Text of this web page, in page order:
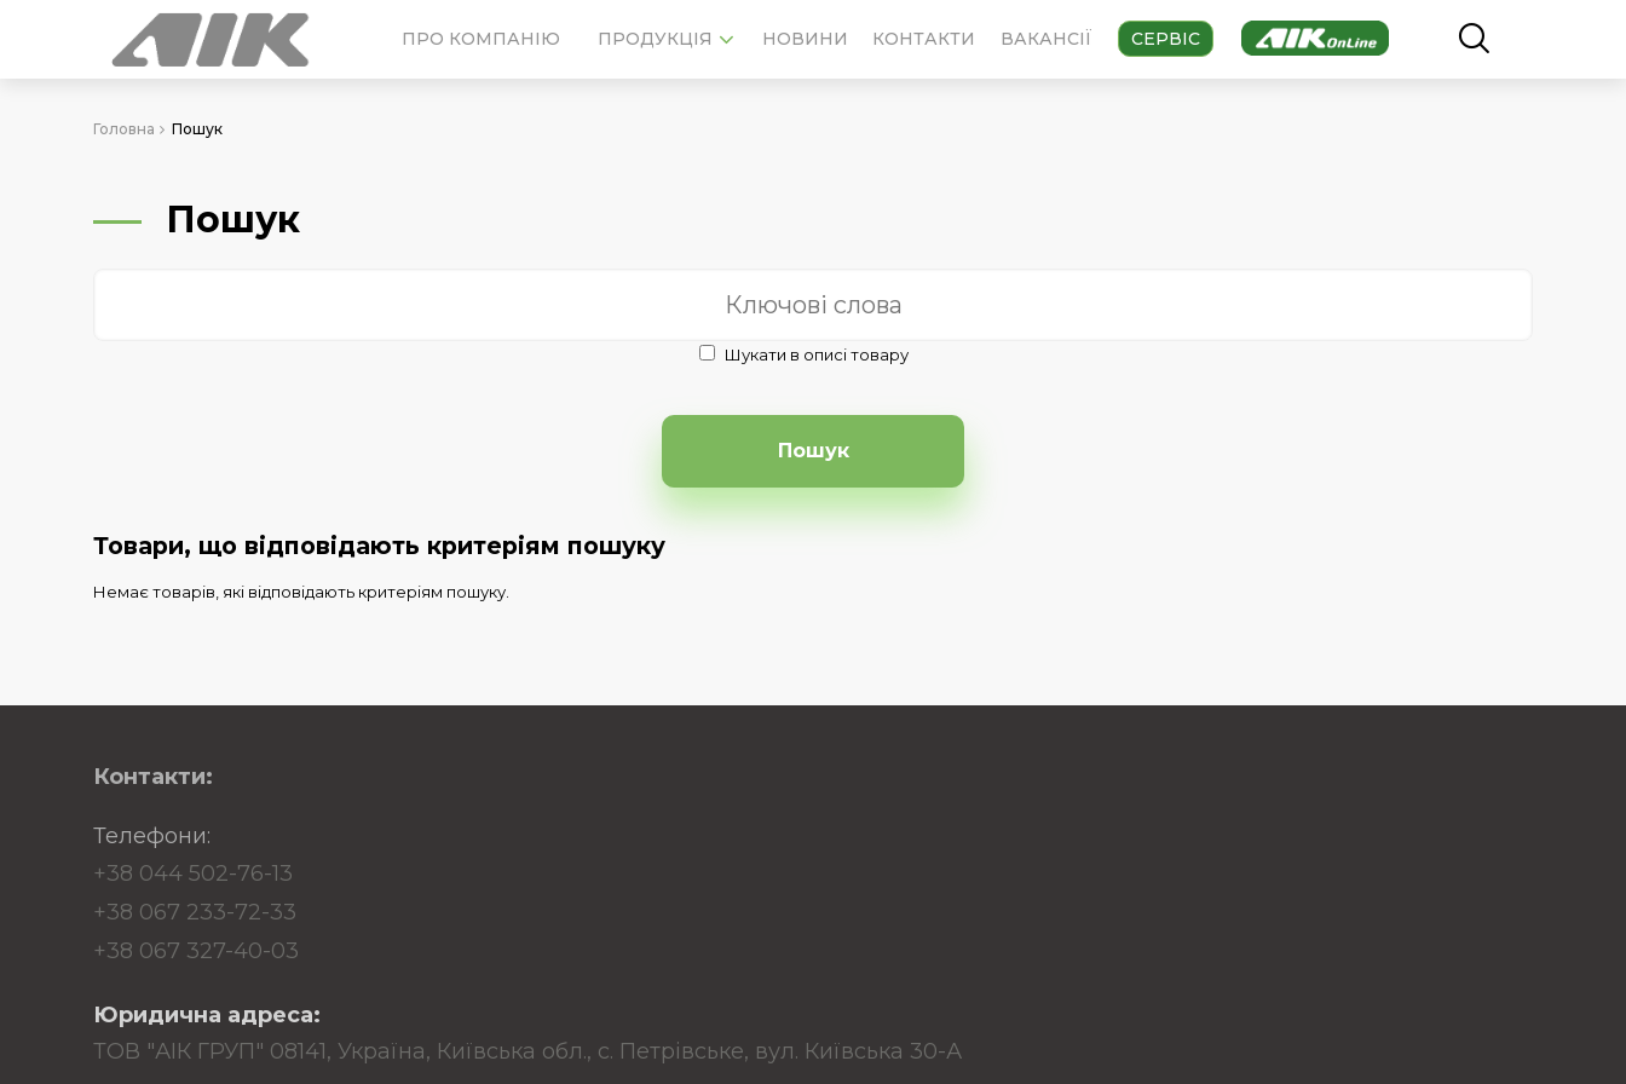
ПРО КОМПАНІЮ ПРОДУКЦІЯ НОВИНИ КОНТАКТИ ВАКАНСІЇ СЕРВІС
Головна Пошук
Пошук
Шукати в описі товару
Товари, що відповідають критеріям пошуку
Немає товарів, які відповідають критеріям пошуку.
Контакти:
Телефони:
+38 044 502-76-13
+38 067 233-72-33
+38 067 327-40-03
Юридична адреса:
ТОВ "АІК ГРУП" 08141, Україна, Київська обл., с. Петрівське, вул. Київська 30-А